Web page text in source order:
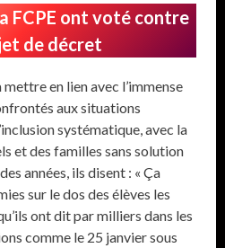
FCPE ont voté contre
de décret
en lien avec l’immense
aux situations
systématique, avec la
et des familles sans solution
années, ils disent : « Ça
sur le dos des élèves les
ont dit par milliers dans les
comme le 25 janvier sous